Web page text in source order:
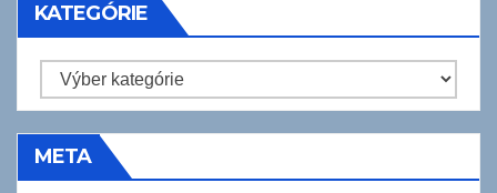
KATEGÓRIE
Kategórie
META